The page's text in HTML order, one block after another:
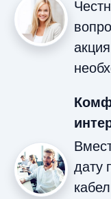
дату